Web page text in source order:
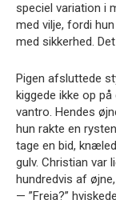
speciel variation i
med vilje, fordi
med sikkerhed.
Pigen afsluttede
kiggede ikke op
vantro. Hendes
hun rakte en
tage en bid,
gulv. Christian var
hundredvis af
— ”Freja?”